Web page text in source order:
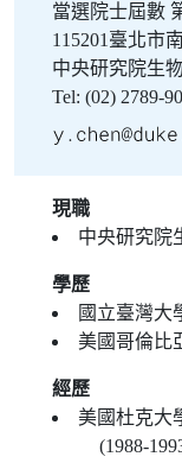
當選院士屆數
115201臺北市
中央研究院生
Tel: (02) 2789-
現職
中央研究院
學歷
國立臺灣大
美國哥倫比
經歷
美國杜克大
(1988-